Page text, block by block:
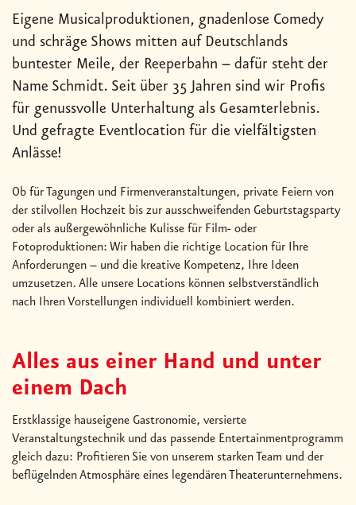
Eigene Musicalproduktionen, gnadenlose Comedy
und schräge Shows mitten auf Deutschlands
buntester Meile, der Reeperbahn – dafür steht der
Name Schmidt. Seit über 35 Jahren sind wir Profis
für genussvolle Unterhaltung als Gesamterlebnis.
Und gefragte Eventlocation für die vielfältigsten
Anlässe!
Ob für Tagungen und Firmenveranstaltungen, private Feiern von
der stilvollen Hochzeit bis zur ausschweifenden Geburtstagsparty
oder als außergewöhnliche Kulisse für Film- oder
Fotoproduktionen: Wir haben die richtige Location für Ihre
Anforderungen – und die kreative Kompetenz, Ihre Ideen
umzusetzen. Alle unsere Locations können selbstverständlich
nach Ihren Vorstellungen individuell kombiniert werden.
Alles aus einer Hand und unter
einem Dach
Erstklassige hauseigene Gastronomie, versierte
Veranstaltungstechnik und das passende Entertainmentprogramm
gleich dazu: Profitieren Sie von unserem starken Team und der
beflügelnden Atmosphäre eines legendären Theaterunternehmens.